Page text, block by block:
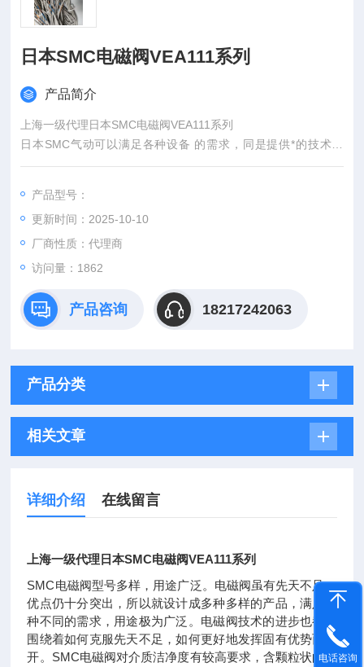
日本SMC电磁阀VEA111系列
产品简介
上海一级代理日本SMC电磁阀VEA111系列
日本SMC气动可以满足各种设备 的需求，同是提供*的技术服
务。
产品型号：
更新时间：2025-10-10
厂商性质：代理商
访问量：1862
产品咨询 18217242063
产品分类
相关文章
详细介绍 在线留言
上海一级代理 日本SMC电磁阀VEA111系列
SMC电磁阀型号多样，用途广泛。电磁阀虽有先天不足，
优点仍十分突出，所以就设计成多种多样的产品，满足各
种不同的需求，用途极为广泛。电磁阀技术的进步也都是
围绕着如何克服先天不足，如何更好地发挥固有优势而展
开。SMC电磁阀对介质洁净度有较高要求，含颗粒状的介电话咨询